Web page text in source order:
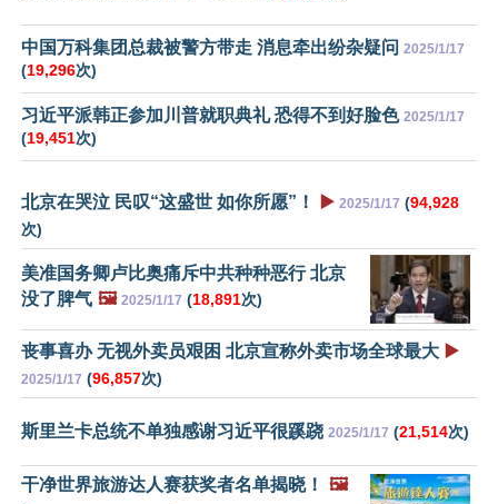
中国万科集团总裁被警方带走 消息牵出纷杂疑问 2025/1/17
(19,296次)
习近平派韩正参加川普就职典礼 恐得不到好脸色 2025/1/17
(19,451次)
北京在哭泣 民叹“这盛世 如你所愿”！ ▶️ 2025/1/17 (94,928
次)
美准国务卿卢比奥痛斥中共种种恶行 北京
没了脾气 🖼️ 2025/1/17 (18,891次)
丧事喜办 无视外卖员艰困 北京宣称外卖市场全球最大 ▶️
2025/1/17 (96,857次)
斯里兰卡总统不单独感谢习近平很蹊跷 2025/1/17 (21,514次)
干净世界旅游达人赛获奖者名单揭晓！
🖼️